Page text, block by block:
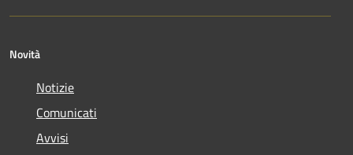
Novità
Notizie
Comunicati
Avvisi